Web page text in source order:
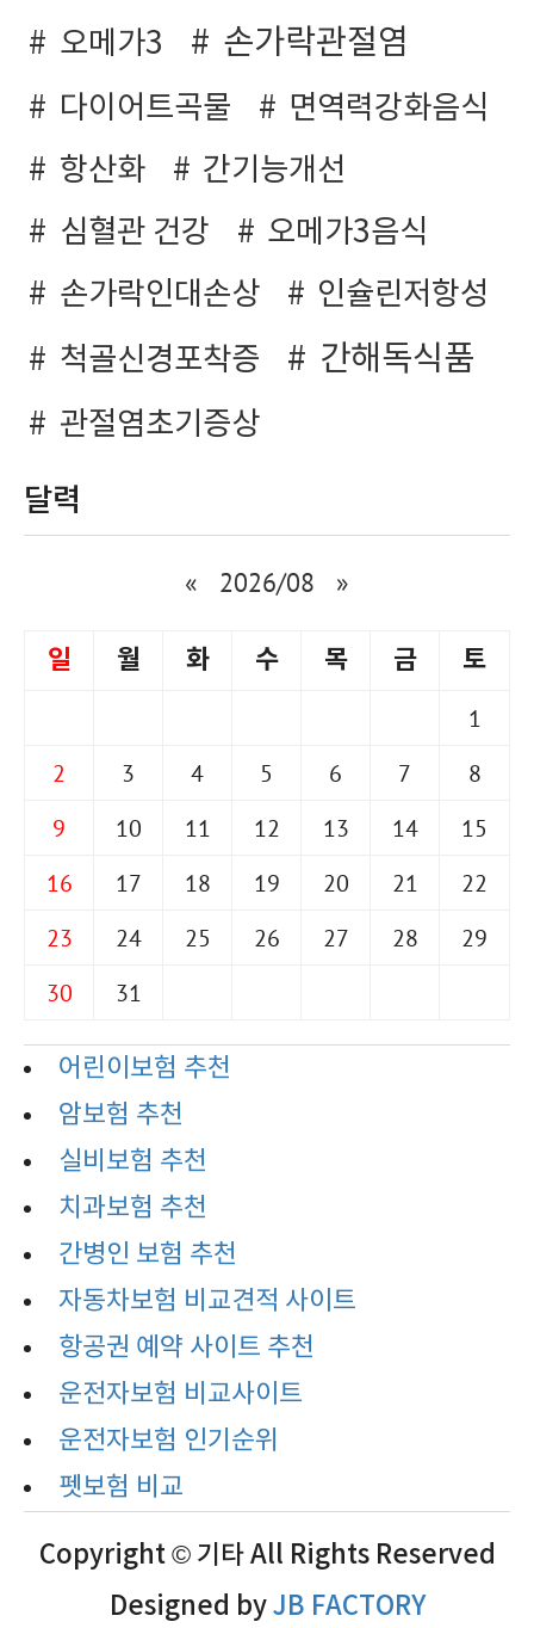
오메가3
손가락관절염
다이어트곡물
면역력강화음식
항산화
간기능개선
심혈관 건강
오메가3음식
손가락인대손상
인슐린저항성
척골신경포착증
간해독식품
관절염초기증상
달력
« 2026/08 »
일 월 화 수 목 금 토
1
2
3 4 5 6 7
8
9
10 11 12 13 14
15
16
17 18 19 20 21
22
23
24 25 26 27 28
29
30
31
어린이보험 추천
암보험 추천
실비보험 추천
치과보험 추천
간병인 보험 추천
자동차보험 비교견적 사이트
항공권 예약 사이트 추천
운전자보험 비교사이트
운전자보험 인기순위
펫보험 비교
Copyright © 기타 All Rights Reserved
Designed byJB FACTORY